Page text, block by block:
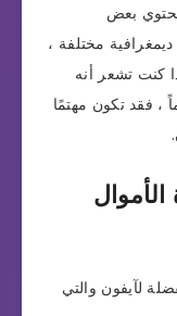
بعض
مختلفة ،
كنت تشعر أنه
، فقد تكون مهتمًا
لآيفون والتي